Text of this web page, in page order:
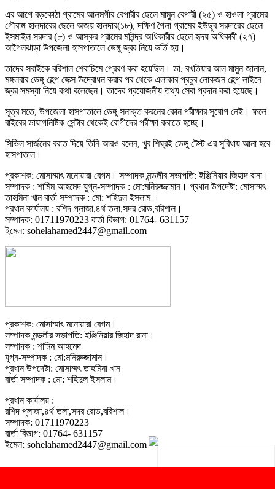
এর আগে বড়কোঠা গ্রামের আলমগীর বেপারীর ছেলে মামুন বেপারী (২৫) ও হাওলা গ্রামের
গৌরাঙ্গ হালদারের ছেলে অজয় হালদার(১৮), দক্ষিণ গৈলা গ্রামের ইউছুব সরদারের ছেলে
ইসমাইল সরদার (৮) ও আস্কর গ্রামের মনিন্দ্র অধিকারীর ছেলে হৃদয় অধিকারী (২৭)
আগৈলঝাড়া উপজেলা হাসপাতালে ডেঙ্গু জ্বর নিয়ে ভর্তি হয়।
তাদের সবাইকে বরিশাল শেবাচিমে প্রেরণ করা হয়েছিল। ডা. বখতিয়ার আল মামুন জানান,
মঙ্গলবার ডেঙ্গু হেল্প ডেক্স উদ্বোধন করার পর থেকে এলাকার প্রচুর লোকজন হেল্প লাইনে
জ্বর সমস্যা নিয়ে কথা বলেছেন। তাদের প্রয়োজনীয় তথ্য সেবা প্রদান করা হয়েছে।
সূত্র মতে, উপজেলা হাসপাতালে ডেঙ্গু সনাক্ত করনের কোন পরীক্ষার সুযোগ নেই। ফলে
বাইরের ডায়াগনিষ্টিক সেন্টার থেকেই রোগীদের পরীক্ষা করাতে হচ্ছে।
সিভিল সার্জনের বরাত দিয়ে তিনি আরও বলেন, খুব শিঘ্রই ডেঙ্গু টেস্ট এর সুবিধায় আনা হবে
হাসপাতাল।
প্রকাশক: মোসাম্মাৎ মনোয়ারা বেগম। সম্পাদক মন্ডলীর সভাপতি: ইঞ্জিনিয়ার জিহাদ রানা।
সম্পাদক : শামিম আহমেদ যুগ্ন-সম্পাদক : মো:মনিরুজ্জামান। প্রধান উপদেষ্টা: মোসাম্মৎ
তাহমিনা খান বার্তা সম্পাদক : মো: শহিদুল ইসলাম ।
প্রধান কার্যালয় : রশিদ প্লাজা,৪র্থ তলা,সদর রোড,বরিশাল।
সম্পাদক: 01711970223 বার্তা বিভাগ: 01764- 631157
ইমেল: sohelahamed2447@gmail.com
প্রকাশক: মোসাম্মাৎ মনোয়ারা বেগম।
সম্পাদক মন্ডলীর সভাপতি: ইঞ্জিনিয়ার জিহাদ রানা।
সম্পাদক : শামিম আহমেদ
যুগ্ন-সম্পাদক : মো:মনিরুজ্জামান।
প্রধান উপদেষ্টা: মোসাম্মৎ তাহমিনা খান
বার্তা সম্পাদক : মো: শহিদুল ইসলাম।
প্রধান কার্যালয় :
রশিদ প্লাজা,৪র্থ তলা,সদর রোড,বরিশাল।
সম্পাদক: 01711970223
বার্তা বিভাগ: 01764- 631157
ইমেল: sohelahamed2447@gmail.com
© Copyright 2019 DainikBarishal24.Com | Website Design &